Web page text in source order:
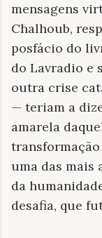
mensagens
Chalhoub,
posfácio do
do Lavradio e
outra crise
— teriam a
amarela
uma das
da
desafia, que